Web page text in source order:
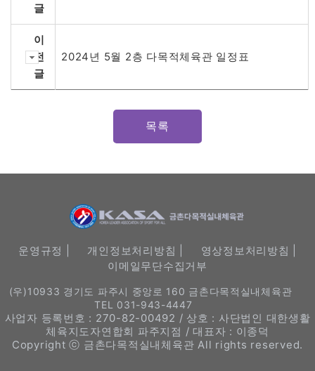
글
이
전
글
2024년 5월 2층 다목적체육관 일정표
목록
운영규정 | 개인정보처리방침 |
영상정보처리방침 |
이메일무단수집거부
(우)10933 경기도 파주시 중앙로 160 금촌다목적실내체육관
TEL 031-943-4447
사업자 등록번호 : 270-82-00492 / 상호 : 사단법인 대한생활
체육지도자연합회 파주지점 / 대표자 : 이종덕
Copyright ⓒ 금촌다목적실내체육관 All rights reserved.